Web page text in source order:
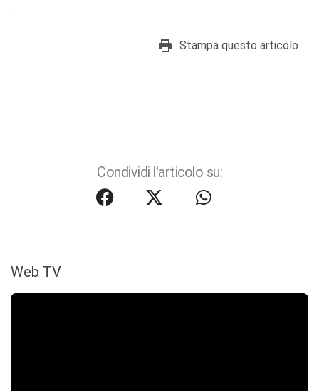
.
Stampa questo articolo
Condividi l'articolo su:
Web TV